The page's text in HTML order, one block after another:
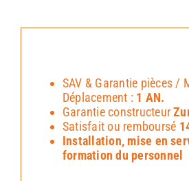
SAV & Garantie pièces /
Déplacement : 1 AN.
Garantie constructeur
Satisfait ou remboursé
Installation, mise en
formation du personnel